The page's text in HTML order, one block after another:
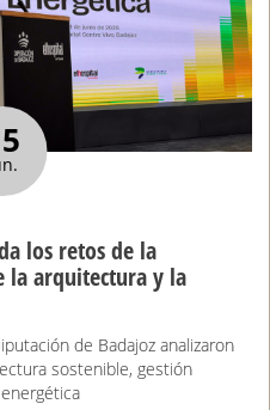
los retos de la
la arquitectura y la
de Badajoz analizaron
sostenible, gestión